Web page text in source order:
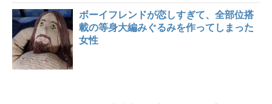
ボーイフレンドが恋しすぎて、全部位搭
載の等身大編みぐるみを作ってしまった
女性